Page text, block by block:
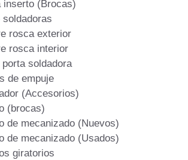
inserto (Brocas)
soldadoras
rosca exterior
rosca interior
porta soldadora
de empuje
(Accesorios)
(brocas)
de mecanizado (Nuevos)
de mecanizado (Usados)
giratorios